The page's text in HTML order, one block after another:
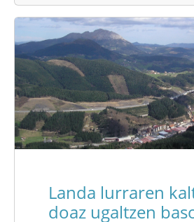
Landa lurraren
doaz ugaltzen